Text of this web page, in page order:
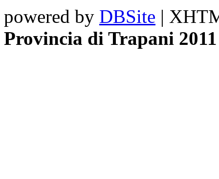
powered by DBSite |
Provincia di Trapani 2011